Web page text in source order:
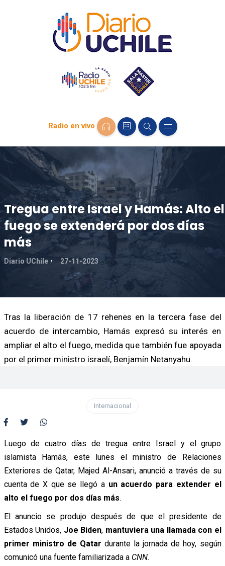
Radio en vivo
Tregua entre Israel y Hamás: Alto el
fuego se extenderá por dos días
más
Diario UChile 27-11-2023
Tras la liberación de 17 rehenes en la tercera fase del
acuerdo de intercambio, Hamás expresó su interés en
ampliar el alto el fuego, medida que también fue apoyada
por el primer ministro israelí, Benjamín Netanyahu.
Internacional
Luego de cuatro días de tregua entre Israel y el grupo
islamista Hamás, este lunes el ministro de Relaciones
Exteriores de Qatar, Majed Al-Ansari, anunció a través de su
cuenta de X que se llegó a un acuerdo para extender el
alto el fuego por dos días más.
El anuncio se produjo después de que el presidente de
Estados Unidos, Joe Biden, mantuviera una llamada con el
primer ministro de Qatar durante la jornada de hoy, según
comunicó una fuente familiarizada a CNN.